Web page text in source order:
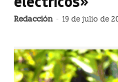
Redacción - 19 de julio de